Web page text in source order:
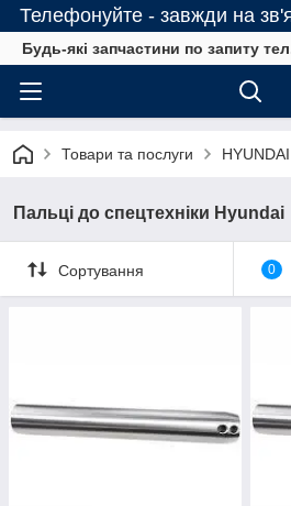
Телефонуйте - завжди на
Будь-які запчастини по запиту
Товари та послуги HYUNDAI
Пальці до спецтехніки Hyundai
Сортування 0